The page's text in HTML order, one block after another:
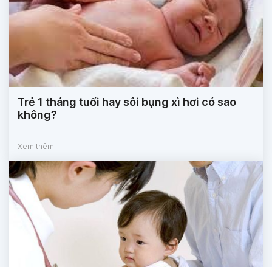
Trẻ 1 tháng tuổi hay sôi bụng xì hơi có sao
không?
Xem thêm